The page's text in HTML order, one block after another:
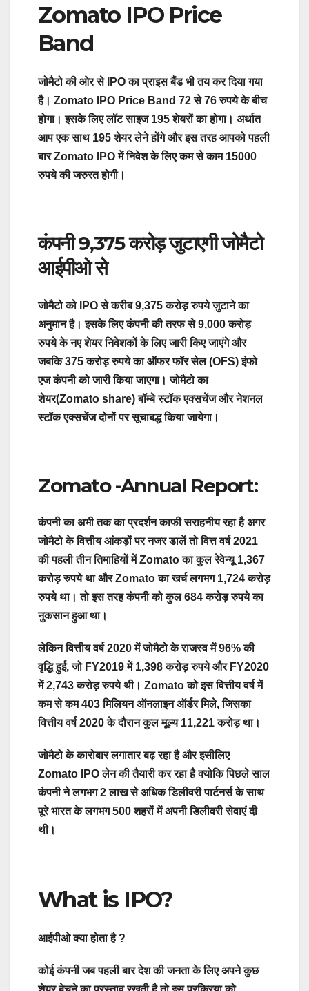
Zomato IPO Price
Band
जोमैटो की ओर से IPO का प्राइस बैंड भी तय कर दिया गया
है। Zomato IPO Price Band 72 से 76 रुपये के बीच
होगा। इसके लिए लॉट साइज 195 शेयरों का होगा। अर्थात
आप एक साथ 195 शेयर लेने होंगे और इस तरह आपको पहली
बार Zomato IPO में निवेश के लिए कम से काम 15000
रुपये की जरुरत होगी।
कंपनी 9,375 करोड़ जुटाएगी जोमैटो
आईपीओ से
जोमैटो को IPO से करीब 9,375 करोड़ रुपये जुटाने का
अनुमान है। इसके लिए कंपनी की तरफ से 9,000 करोड़
रुपये के नए शेयर निवेशकों के लिए जारी किए जाएंगे और
जबकि 375 करोड़ रुपये का ऑफर फॉर सेल (OFS) इंफो
एज कंपनी को जारी किया जाएगा।जोमैटो का
शेयर(Zomato share) बॉम्बे स्टॉक एक्सचेंज और नेशनल
स्टॉक एक्सचेंज दोनों पर सूचाबद्ध किया जायेगा।
Zomato -Annual Report:
कंपनी का अभी तक का प्रदर्शन काफी सराहनीय रहा है अगर
जोमैटो के वित्तीय आंकड़ों पर नजर डालें तो वित्त वर्ष 2021
की पहली तीन तिमाहियों में Zomato का कुल रेवेन्यू 1,367
करोड़ रुपये था और Zomato का खर्च लगभग 1,724 करोड़
रुपये था। तो इस तरह कंपनी को कुल 684 करोड़ रुपये का
नुकसान हुआ था।
लेकिन वित्तीय वर्ष 2020 में जोमैटो के राजस्व में 96% की
वृद्धि हुई, जो FY2019 में 1,398 करोड़ रुपये और FY2020
में 2,743 करोड़ रुपये थी। Zomato को इस वित्तीय वर्ष में
कम से कम 403 मिलियन ऑनलाइन ऑर्डर मिले, जिसका
वित्तीय वर्ष 2020 के दौरान कुल मूल्य 11,221 करोड़ था।
जोमैटो के कारोबार लगातार बढ़ रहा है और इसीलिए
Zomato IPO लेन की तैयारी कर रहा है क्योकि पिछले साल
कंपनी ने लगभग 2 लाख से अधिक डिलीवरी पार्टनर्स के साथ
पूरे भारत के लगभग 500 शहरों में अपनी डिलीवरी सेवाएं दी
थी।
What is IPO?
आईपीओ क्या होता है ?
कोई कंपनी जब पहली बार देश की जनता के लिए अपने कुछ